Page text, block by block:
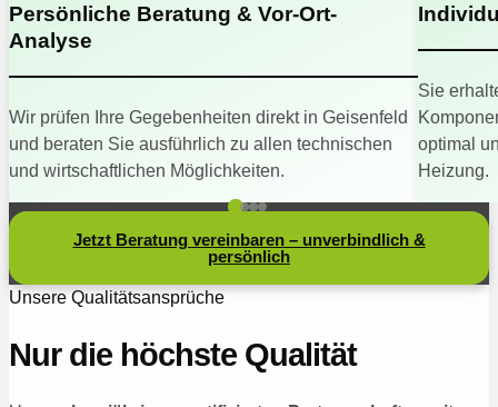
Persönliche Beratung & Vor-Ort-
Analyse
Wir prüfen Ihre Gegebenheiten direkt in Geisenfeld
und beraten Sie ausführlich zu allen technischen
und wirtschaftlichen Möglichkeiten.
Sie
optimal
Heizung.
Jetzt Beratung vereinbaren – unverbindlich &
persönlich
Unsere Qualitätsansprüche
Nur die höchste Qualität